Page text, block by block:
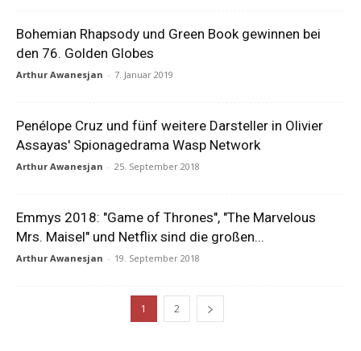
Bohemian Rhapsody und Green Book gewinnen bei
den 76. Golden Globes
Arthur Awanesjan - 7. Januar 2019
Penélope Cruz und fünf weitere Darsteller in Olivier
Assayas' Spionagedrama Wasp Network
Arthur Awanesjan - 25. September 2018
Emmys 2018: "Game of Thrones", "The Marvelous
Mrs. Maisel" und Netflix sind die großen...
Arthur Awanesjan - 19. September 2018
1 2